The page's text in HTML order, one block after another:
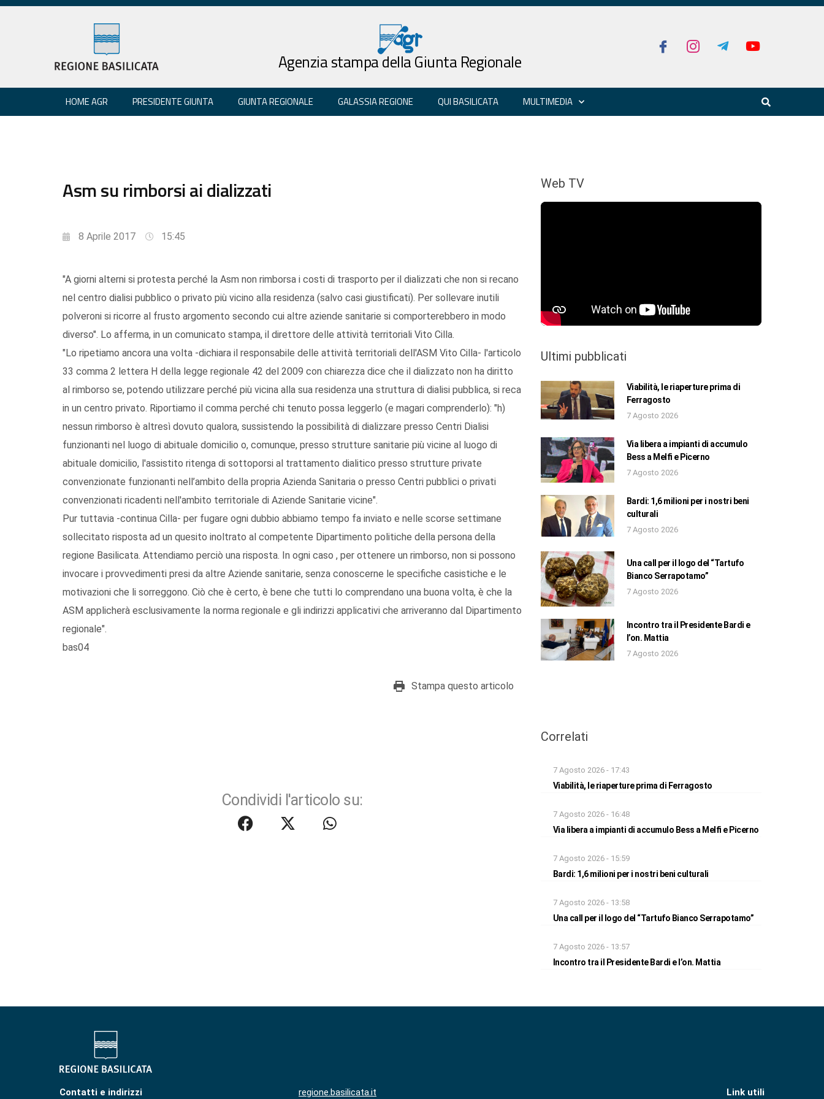
Agenzia stampa della Giunta Regionale
HOME AGR PRESIDENTE GIUNTA GIUNTA REGIONALE GALASSIA REGIONE QUI BASILICATA MULTIMEDIA
Asm su rimborsi ai dializzati
8 Aprile 2017 15:45
"A giorni alterni si protesta perché la Asm non rimborsa i costi di trasporto per il dializzati che non si recano
nel centro dialisi pubblico o privato più vicino alla residenza (salvo casi giustificati). Per sollevare inutili
polveroni si ricorre al frusto argomento secondo cui altre aziende sanitarie si comporterebbero in modo
diverso". Lo afferma, in un comunicato stampa, il direttore delle attività territoriali Vito Cilla.
"Lo ripetiamo ancora una volta -dichiara il responsabile delle attività territoriali dell'ASM Vito Cilla- l'articolo
33 comma 2 lettera H della legge regionale 42 del 2009 con chiarezza dice che il dializzato non ha diritto
al rimborso se, potendo utilizzare perché più vicina alla sua residenza una struttura di dialisi pubblica, si reca
in un centro privato. Riportiamo il comma perché chi tenuto possa leggerlo (e magari comprenderlo): "h)
nessun rimborso è altresì dovuto qualora, sussistendo la possibilità di dializzare presso Centri Dialisi
funzionanti nel luogo di abituale domicilio o, comunque, presso strutture sanitarie più vicine al luogo di
abituale domicilio, l'assistito ritenga di sottoporsi al trattamento dialitico presso strutture private
convenzionate funzionanti nell’ambito della propria Azienda Sanitaria o presso Centri pubblici o privati
convenzionati ricadenti nell'ambito territoriale di Aziende Sanitarie vicine".
Pur tuttavia -continua Cilla- per fugare ogni dubbio abbiamo tempo fa inviato e nelle scorse settimane
sollecitato risposta ad un quesito inoltrato al competente Dipartimento politiche della persona della
regione Basilicata. Attendiamo perciò una risposta. In ogni caso , per ottenere un rimborso, non si possono
invocare i provvedimenti presi da altre Aziende sanitarie, senza conoscerne le specifiche casistiche e le
motivazioni che li sorreggono. Ciò che è certo, è bene che tutti lo comprendano una buona volta, è che la
ASM applicherà esclusivamente la norma regionale e gli indirizzi applicativi che arriveranno dal Dipartimento
regionale".
bas04
Stampa questo articolo
Condividi l'articolo su:
Web TV
Ultimi pubblicati
Viabilità, le riaperture prima di
Ferragosto
7 Agosto 2026
Via libera a impianti di accumulo
Bess a Melfi e Picerno
7 Agosto 2026
Bardi: 1,6 milioni per i nostri beni
culturali
7 Agosto 2026
Una call per il logo del “Tartufo
Bianco Serrapotamo”
7 Agosto 2026
Incontro tra il Presidente Bardi e
l’on. Mattia
7 Agosto 2026
Correlati
7 Agosto 2026 - 17:43
Viabilità, le riaperture prima di Ferragosto
7 Agosto 2026 - 16:48
Via libera a impianti di accumulo Bess a Melfi e Picerno
7 Agosto 2026 - 15:59
Bardi: 1,6 milioni per i nostri beni culturali
7 Agosto 2026 - 13:58
Una call per il logo del “Tartufo Bianco Serrapotamo”
7 Agosto 2026 - 13:57
Incontro tra il Presidente Bardi e l’on. Mattia
Contatti e indirizzi regione.basilicata.it Link utili